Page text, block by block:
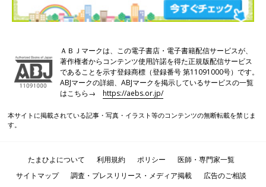
ＡＢＪマークは、この電子書店・電子書籍配信サービスが、
著作権者からコンテンツ使用許諾を得た正規版配信サービス
であることを示す登録商標（登録番号 第11091000号）です。
ABJマークの詳細、ABJマークを掲示しているサービスの一覧
はこちら→https://aebs.or.jp/
本サイトに掲載されている記事・写真・イラスト等のコンテンツの無断転載を禁じま
す。
たまひよについて 利用規約 ポリシー
医師・専門家一覧
サイトマップ
調査・プレスリリース・メディア掲載
広告のご相談